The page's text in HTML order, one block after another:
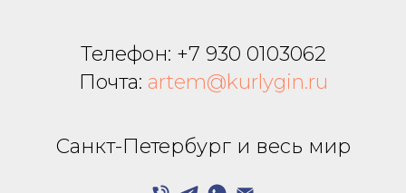
Телефон: +7 930 0103062
Почта: artem@kurlygin.ru
Санкт-Петербург и весь мир